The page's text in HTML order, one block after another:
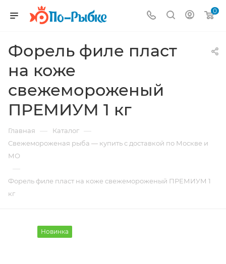
0
Форель филе пласт
на коже
свежемороженый
ПРЕМИУМ 1 кг
Главная — Каталог —
Свежемороженая рыба — купить с доставкой по Москве и
МО
—
Форель филе пласт на коже свежемороженый ПРЕМИУМ 1
кг
Новинка